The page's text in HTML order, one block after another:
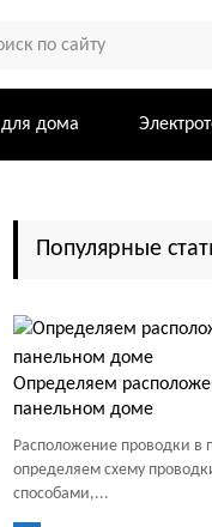
для дома
Популярные
Определяем
панельном доме
Расположение проводки в
определяем схему
способами,...